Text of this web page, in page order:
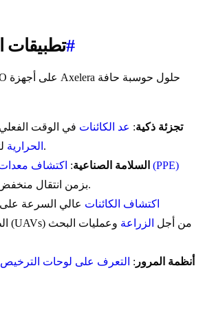
تطبيقات#
تجزئة ذكية: عد الكائنات في الوقت
الحرارية لتحسين أداء المتجر.
السلامة الصناعية:
اكتشاف معدات الحماية الشخصية (PPE)
بزمن انتقال منخفض في بيئات التصنيع.
اكتشاف الكائنات عالي السرعة على
الطائرات بدون طيار (UAVs) من أجل الزراعة وعمليات البحث
أنظمة المرور : التعرف على لوحات الترخيص